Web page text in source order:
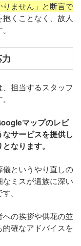
ません」と断言で
くことなく、故人
担当するスタッフ
マップのレビ
サービスを提供し
なります。
というやり直しの
ミスが遺族に深い
。
の挨拶や供花の並
確なアドバイスを